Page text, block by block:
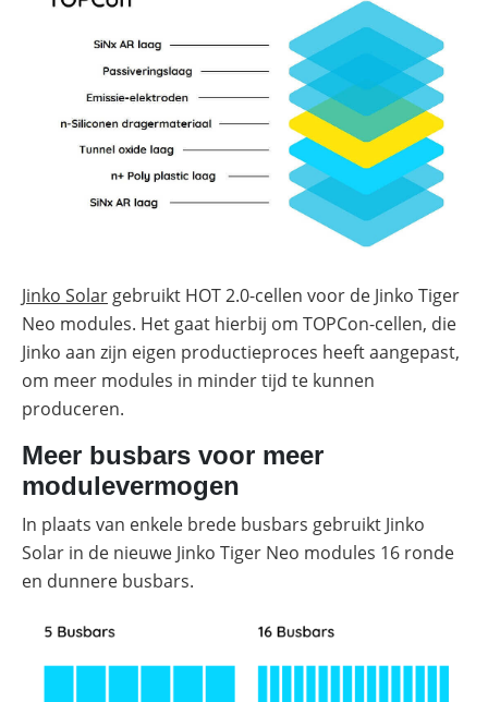
Jinko Solar gebruikt HOT 2.0-cellen voor de Jinko Tiger
Neo modules. Het gaat hierbij om TOPCon-cellen, die
Jinko aan zijn eigen productieproces heeft aangepast,
om meer modules in minder tijd te kunnen
produceren.
Meer busbars voor meer
modulevermogen
In plaats van enkele brede busbars gebruikt Jinko
Solar in de nieuwe Jinko Tiger Neo modules 16 ronde
en dunnere busbars.